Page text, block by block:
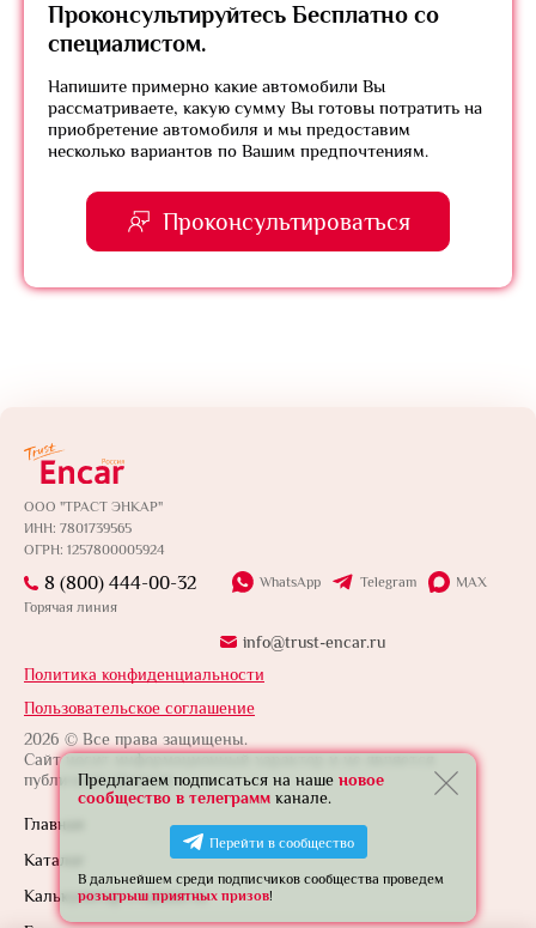
Проконсультируйтесь Бесплатно со
специалистом.
Напишите примерно какие автомобили Вы
рассматриваете, какую сумму Вы готовы потратить на
приобретение автомобиля и мы предоставим
несколько вариантов по Вашим предпочтениям.
Проконсультироваться
ООО "ТРАСТ ЭНКАР"
ИНН: 7801739565
ОГРН: 1257800005924
Политика конфиденциальности
Пользовательское соглашение
2026 © Все права защищены.
Сайт носит информационный характер и не является
публичной офертой.
Главная
Каталог
Калькулятор стоимости
8 (800) 444-00-32
Горячая линия
WhatsApp Telegram MAX
info@trust-encar.ru
Предлагаем подписаться на наше новое
сообщество в телеграмм канале.
Перейти в сообщество
В дальнейшем среди подписчиков сообщества проведем
розыгрыш приятных призов!